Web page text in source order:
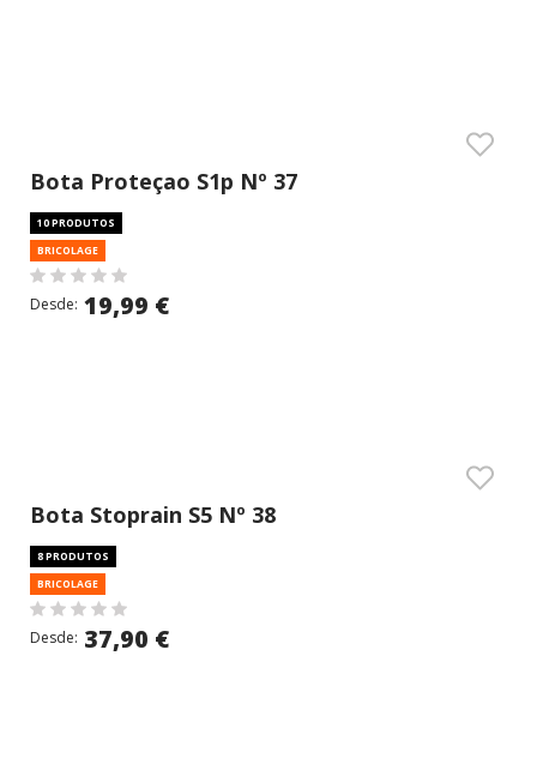
Bota Proteçao S1p Nº 37
10 PRODUTOS
BRICOLAGE
Desde: 19,99 €
Bota Stoprain S5 Nº 38
8 PRODUTOS
BRICOLAGE
Desde: 37,90 €